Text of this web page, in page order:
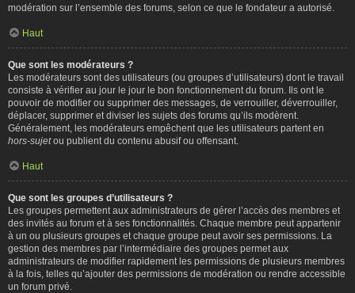
modération sur l’ensemble des forums, selon ce que le fondateur a autorisé.
Haut
Que sont les modérateurs ?
Les modérateurs sont des utilisateurs (ou groupes d’utilisateurs) dont le travail
consiste à vérifier au jour le jour le bon fonctionnement du forum. Ils ont le
pouvoir de modifier ou supprimer des messages, de verrouiller, déverrouiller,
déplacer, supprimer et diviser les sujets des forums qu’ils modèrent.
Généralement, les modérateurs empêchent que les utilisateurs partent en
hors-sujetou publient du contenu abusif ou offensant.
Haut
Que sont les groupes d’utilisateurs ?
Les groupes permettent aux administrateurs de gérer l’accès des membres et
des invités au forum et à ses fonctionnalités. Chaque membre peut appartenir
à un ou plusieurs groupes et chaque groupe peut avoir ses permissions. La
gestion des membres par l’intermédiaire des groupes permet aux
administrateurs de modifier rapidement les permissions de plusieurs membres
à la fois, telles qu’ajouter des permissions de modération ou rendre accessible
un forum privé.